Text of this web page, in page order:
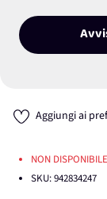
Aggiungi ai
NON DISPONIBILE
SKU:942834247